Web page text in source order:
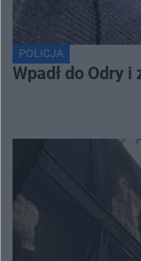
POLICJA
Wpadł do Odry